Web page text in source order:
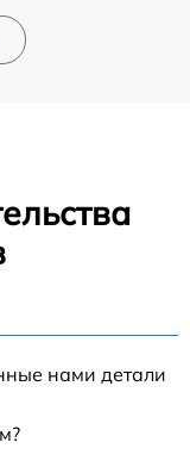
нами детали